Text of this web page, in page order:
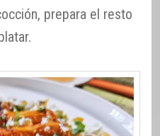
prepara el resto